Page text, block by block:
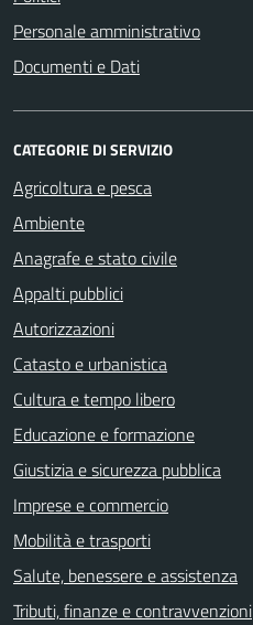
Personale amministrativo
Documenti e Dati
CATEGORIE DI SERVIZIO
Agricoltura e pesca
Ambiente
Anagrafe e stato civile
Appalti pubblici
Autorizzazioni
Catasto e urbanistica
Cultura e tempo libero
Educazione e formazione
Giustizia e sicurezza pubblica
Imprese e commercio
Mobilità e trasporti
Salute, benessere e assistenza
Tributi, finanze e contravvenzioni